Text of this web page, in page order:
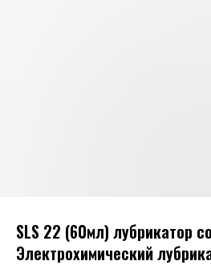
SLS 22 (60мл) лубрикатор
Электрохимический